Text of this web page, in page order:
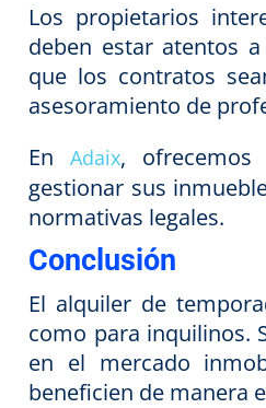
Los propietarios
deben estar atentos
que los contratos
asesoramiento de
EnAdaix, ofrecemos
gestionar sus
normativas legales.
Conclusión
El alquiler de
como para inquilinos.
en el mercado
beneficien de manera